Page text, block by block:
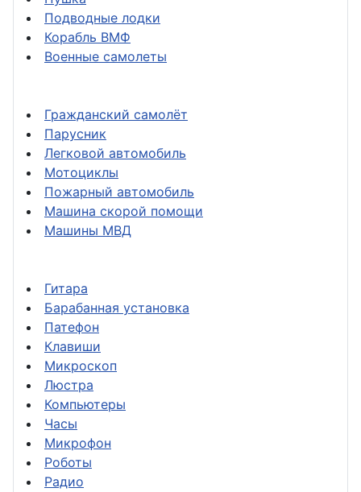
Подводные лодки
Корабль ВМФ
Военные самолеты
Гражданский самолёт
Парусник
Легковой автомобиль
Мотоциклы
Пожарный автомобиль
Машина скорой помощи
Машины МВД
Гитара
Барабанная установка
Патефон
Клавиши
Микроскоп
Люстра
Компьютеры
Часы
Микрофон
Роботы
Радио